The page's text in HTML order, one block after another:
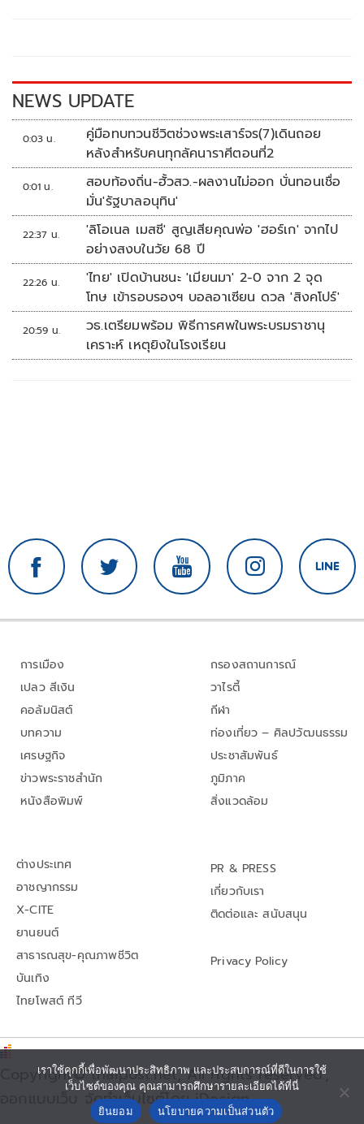
k k
NEWS UPDATE
0:03 น.
คู่มือทบทวนชีวิตช่วงพระเสาร์จร(7)เดินถอย
หลังสำหรับคนทุกลัคนาราศีตอนที่2
0:01 น.
สอบท้องถิ่น-ฮั้วสว.-ผลงานไม่ออก บั่นทอนเชื่อ
มั่น'รัฐบาลอนุทิน'
22:37 น.
'ลิโอเนล เมสซี' สูญเสียคุณพ่อ 'ฮอร์เก' จากไป
อย่างสงบในวัย 68 ปี
22:26 น.
'ไทย' เปิดบ้านชนะ 'เมียนมา' 2-0 จาก 2 จุด
โทษ เข้ารอบรองฯ บอลอาเซียน ดวล 'สิงคโปร์'
20:59 น.
วธ.เตรียมพร้อม พิธีการศพในพระบรมราชานุ
เคราะห์ เหตุยิงในโรงเรียน
การเมือง
เปลว สีเงิน
คอลัมนิสต์
บทความ
เศรษฐกิจ
ข่าวพระราชสำนัก
หนังสือพิมพ์
กรองสถานการณ์
วาไรตี้
กีฬา
ท่องเที่ยว – ศิลปวัฒนธรรม
ประชาสัมพันธ์
ภูมิภาค
สิ่งแวดล้อม
ต่างประเทศ
อาชญากรรม
X-CITE
ยานยนต์
สาธารณสุข-คุณภาพชีวิต
บันเทิง
ไทยโพสต์ ทีวี
PR & PRESS
เกี่ยวกับเรา
ติดต่อและ สนับสนุน
Privacy Policy
Copyright© thaipost.net, All rights reserved.,
ออกแบบเว็บ จัดทำเว็บไซต์โดย iDesign
เราใช้คุกกี้เพื่อพัฒนาประสิทธิภาพ และประสบการณ์ที่ดีในการใช้
เว็บไซต์ของคุณ คุณสามารถศึกษารายละเอียดได้ที่นี่
ยินยอม
นโยบายความเป็นส่วนตัว